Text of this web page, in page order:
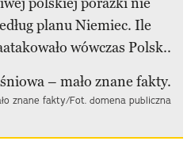
planu Niemiec. Ile
wówczas Polsk..
znane fakty/Fot. domena publiczna